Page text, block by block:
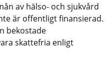
av hälso- och sjukvård
är offentligt finansierad.
bekostade
skattefria enligt